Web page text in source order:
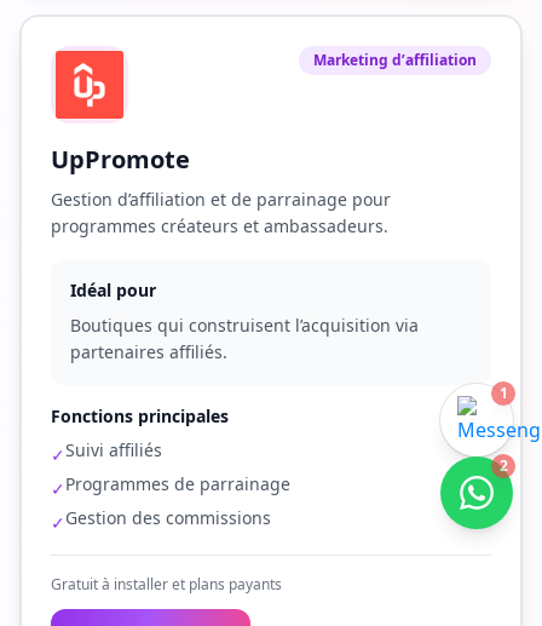
Marketing d’affiliation
UpPromote
Gestion d’affiliation et de parrainage pour
programmes créateurs et ambassadeurs.
Idéal pour
Boutiques qui construisent l’acquisition via
partenaires affiliés.
Fonctions principales
✓Suivi affiliés
✓Programmes de parrainage
✓Gestion des commissions
Gratuit à installer et plans payants
1
2